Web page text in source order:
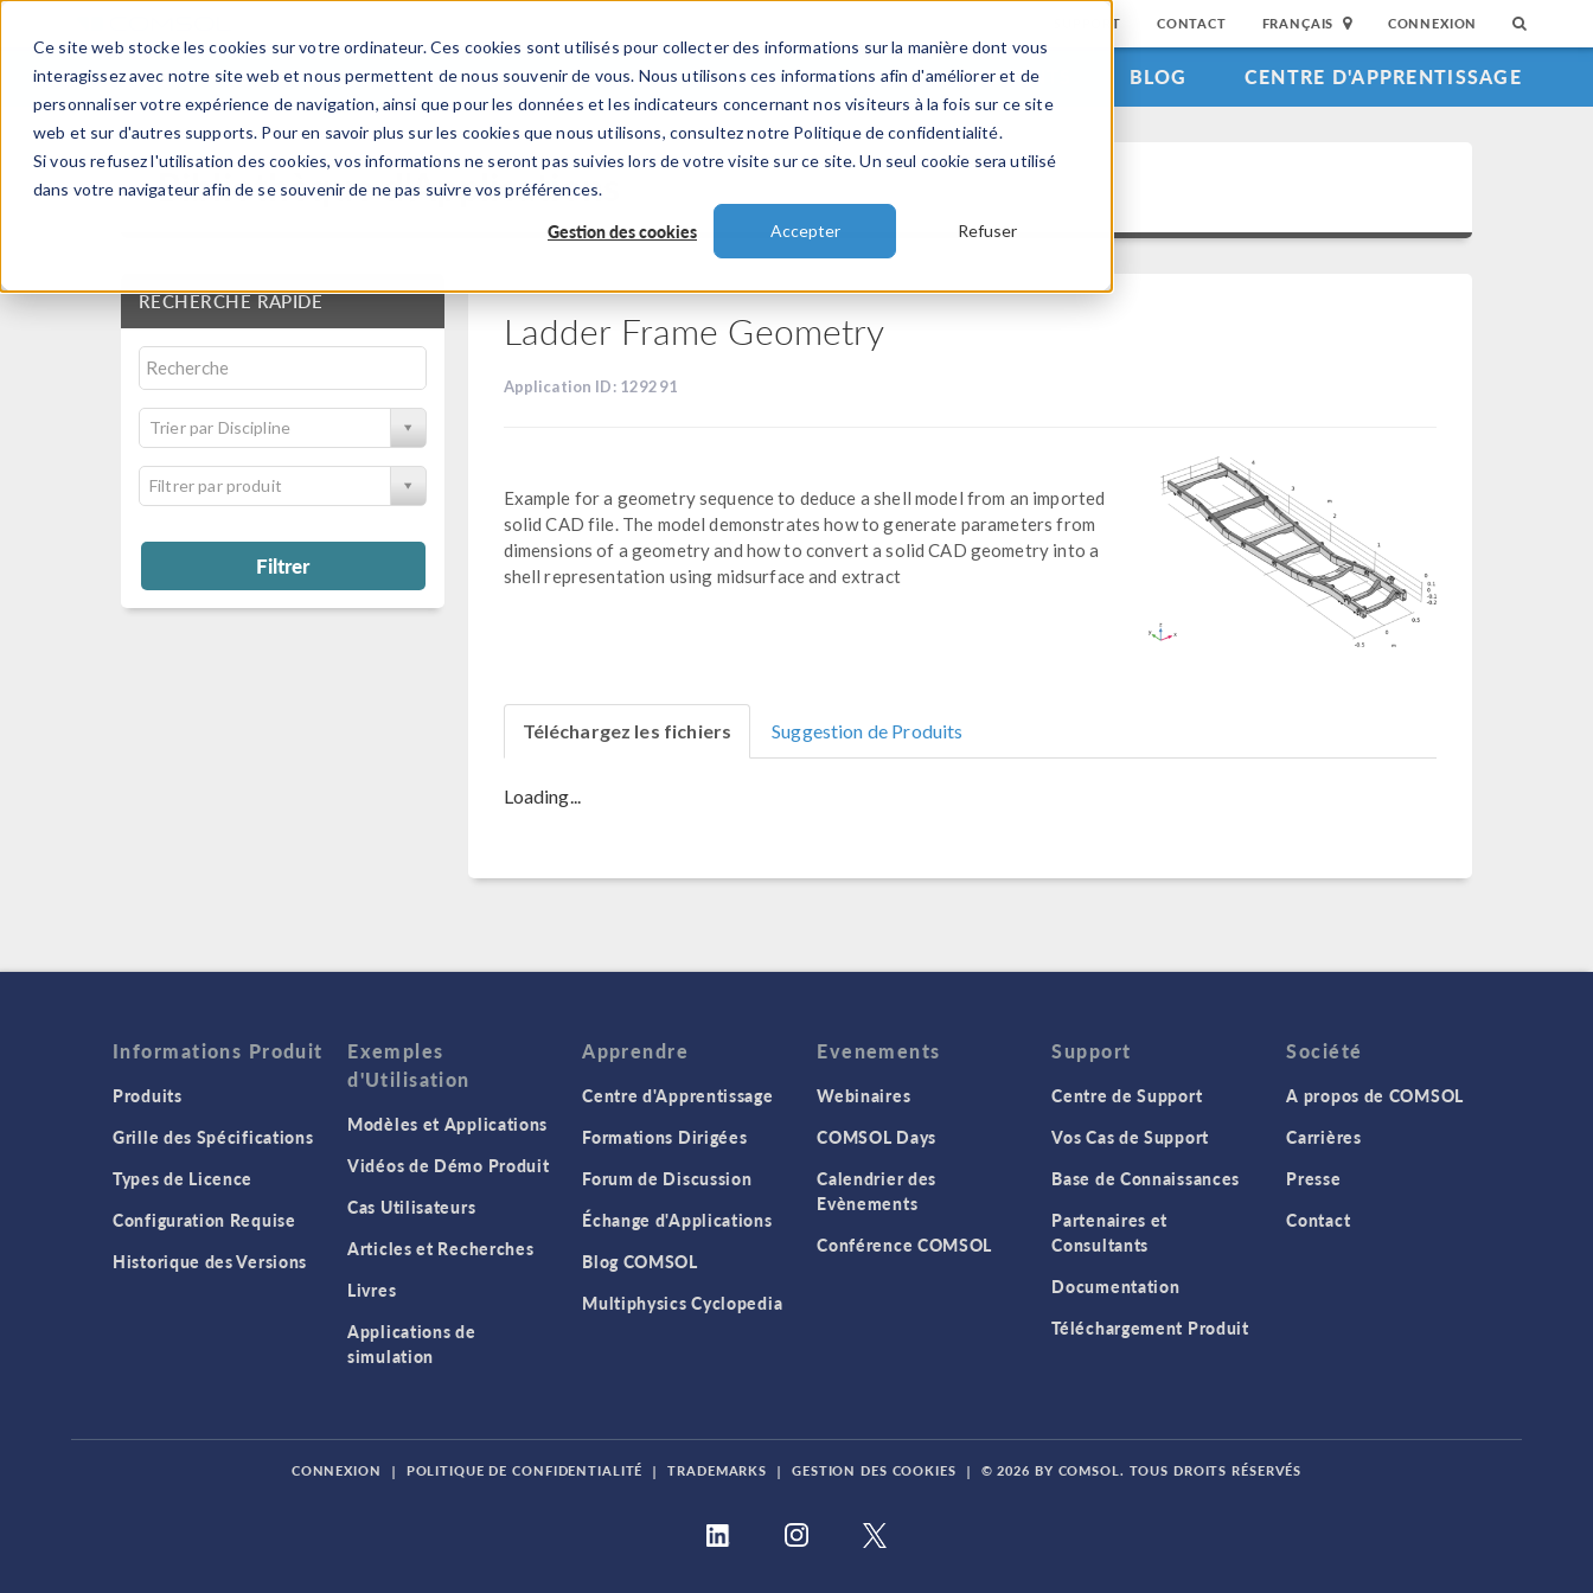
Ce site web stocke les cookies sur votre ordinateur. Ces cookies sont utilisés pour collecter des informations sur la manière dont vous
interagissez avec notre site web et nous permettent de nous souvenir de vous. Nous utilisons ces informations afin d'améliorer et de
personnaliser votre expérience de navigation, ainsi que pour les données et les indicateurs concernant nos visiteurs à la fois sur ce site
web et sur d'autres supports. Pour en savoir plus sur les cookies que nous utilisons, consultez notre Politique de confidentialité.
Si vous refusez l'utilisation des cookies, vos informations ne seront pas suivies lors de votre visite sur ce site. Un seul cookie sera utilisé
dans votre navigateur afin de se souvenir de ne pas suivre vos préférences.
Gestion des cookies Accepter Refuser
SUPPORT CONTACT FRANÇAIS CONNEXION
PRODUITS INDUSTRIES VIDEOS EVENEMENTS BLOG CENTRE D'APPRENTISSAGE
Bibliothèque d'Applications
RECHERCHE RAPIDE
Trier par Discipline
Filtrer par produit
Filtrer
Ladder Frame Geometry
Application ID: 129291
Example for a geometry sequence to deduce a shell model from an imported
solid CAD file. The model demonstrates how to generate parameters from
dimensions of a geometry and how to convert a solid CAD geometry into a
shell representation using midsurface and extract
Téléchargez les fichiers Suggestion de Produits
Loading...
Informations Produit
Produits
Grille des Spécifications
Types de Licence
Configuration Requise
Historique des Versions
Exemples
d'Utilisation
Modèles et Applications
Vidéos de Démo Produit
Cas Utilisateurs
Articles et Recherches
Livres
Applications de
simulation
Apprendre
Centre d'Apprentissage
Formations Dirigées
Forum de Discussion
Échange d'Applications
Blog COMSOL
Multiphysics Cyclopedia
Evenements
Webinaires
COMSOL Days
Calendrier des
Evènements
Conférence COMSOL
Support
Centre de Support
Vos Cas de Support
Base de Connaissances
Partenaires et
Consultants
Documentation
Téléchargement Produit
Société
A propos de COMSOL
Carrières
Presse
Contact
CONNEXION | POLITIQUE DE CONFIDENTIALITÉ | TRADEMARKS | GESTION DES COOKIES | © 2026 BY COMSOL. TOUS DROITS RÉSERVÉS